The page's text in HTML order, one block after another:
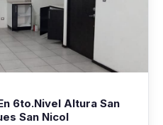
6to.Nivel Altura San
San Nicol